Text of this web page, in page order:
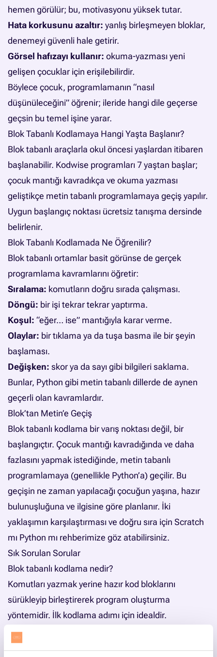
hemen görülür; bu, motivasyonu yüksek tutar.
Hata korkusunu azaltır: yanlış birleşmeyen bloklar,
denemeyi güvenli hale getirir.
Görsel hafızayı kullanır: okuma-yazması yeni
gelişen çocuklar için erişilebilirdir.
Böylece çocuk, programlamanın “nasıl
düşünüleceğini” öğrenir; ileride hangi dile geçerse
geçsin bu temel işine yarar.
Blok Tabanlı Kodlamaya Hangi Yaşta Başlanır?
Blok tabanlı araçlarla okul öncesi yaşlardan itibaren
başlanabilir. Kodwise programları 7 yaştan başlar;
çocuk mantığı kavradıkça ve okuma yazması
geliştikçe metin tabanlı programlamaya geçiş yapılır.
Uygun başlangıç noktası ücretsiz tanışma dersinde
belirlenir.
Blok Tabanlı Kodlamada Ne Öğrenilir?
Blok tabanlı ortamlar basit görünse de gerçek
programlama kavramlarını öğretir:
Sıralama: komutların doğru sırada çalışması.
Döngü: bir işi tekrar tekrar yaptırma.
Koşul: “eğer… ise” mantığıyla karar verme.
Olaylar: bir tıklama ya da tuşa basma ile bir şeyin
başlaması.
Değişken: skor ya da sayı gibi bilgileri saklama.
Bunlar, Python gibi metin tabanlı dillerde de aynen
geçerli olan kavramlardır.
Blok’tan Metin’e Geçiş
Blok tabanlı kodlama bir varış noktası değil, bir
başlangıçtır. Çocuk mantığı kavradığında ve daha
fazlasını yapmak istediğinde, metin tabanlı
programlamaya (genellikle Python’a) geçilir. Bu
geçişin ne zaman yapılacağı çocuğun yaşına, hazır
bulunuşluğuna ve ilgisine göre planlanır. İki
yaklaşımın karşılaştırması ve doğru sıra için Scratch
mı Python mı rehberimize göz atabilirsiniz.
Sık Sorulan Sorular
Blok tabanlı kodlama nedir?
Komutları yazmak yerine hazır kod bloklarını
sürükleyip birleştirerek program oluşturma
yöntemidir. İlk kodlama adımı için idealdir.
Blok tabanlı kodlamaya hangi yaşta başlanır?
Blok tabanlı araçlarla okul öncesi yaşlardan itibaren